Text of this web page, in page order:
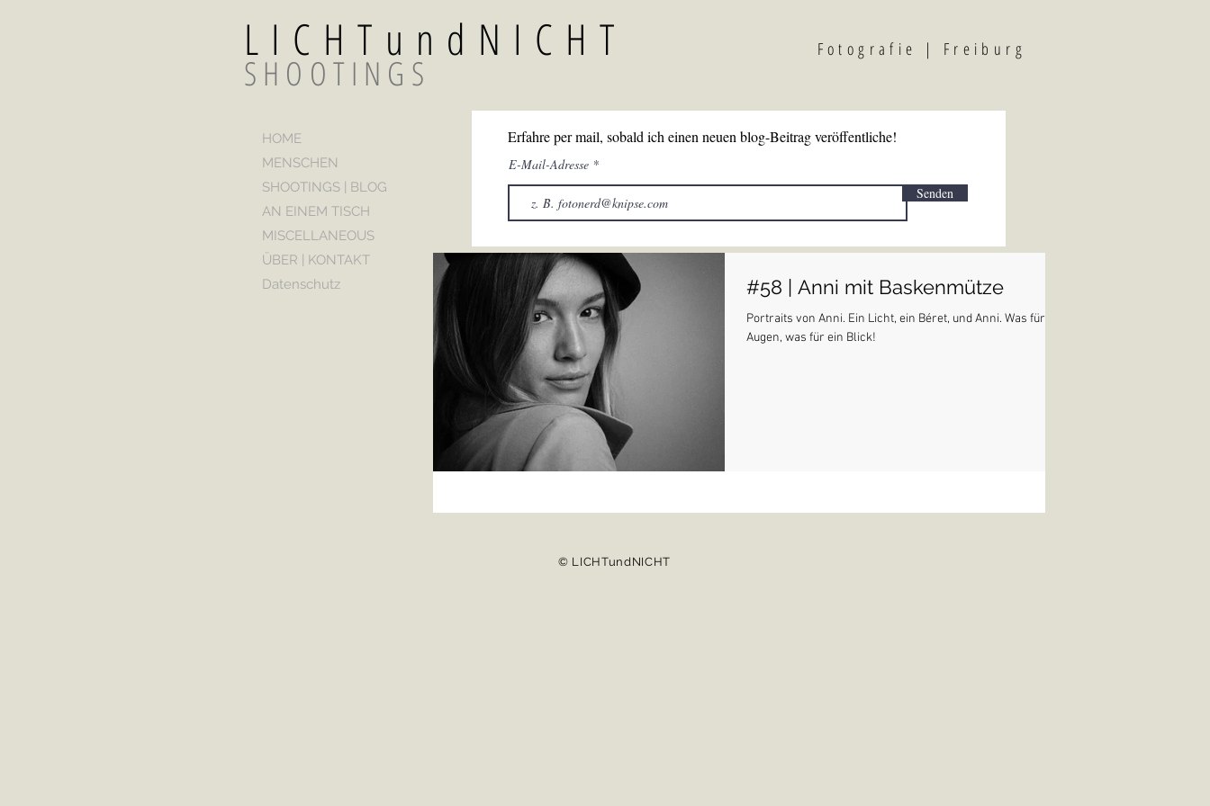
LICHTundNICHT F otografie | Freiburg
SHOOTINGS
Erfahre per mail, sobald ich einen neuen blog-Beitrag veröffentliche!
E-Mail-Adresse
Senden
#58 | Anni mit Baskenmütze
Portraits von Anni. Ein Licht, ein Béret, und Anni. Was für
Augen, was für ein Blick!
HOME
MENSCHEN
SHOOTINGS | BLOG
AN EINEM TISCH
MISCELLANEOUS
ÜBER | KONTAKT
Datenschutz
© LICHTundNICHT